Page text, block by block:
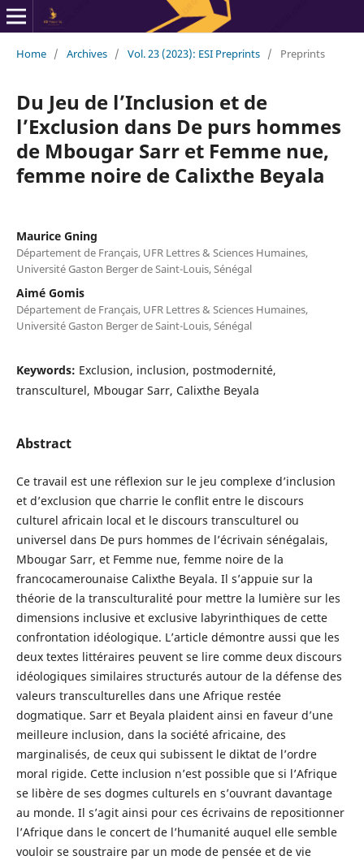
Home / Archives / Vol. 23 (2023): ESI Preprints / Preprints
Du Jeu de l’Inclusion et de
l’Exclusion dans De purs hommes
de Mbougar Sarr et Femme nue,
femme noire de Calixthe Beyala
Maurice Gning
Département de Français, UFR Lettres & Sciences Humaines,
Université Gaston Berger de Saint-Louis, Sénégal
Aimé Gomis
Département de Français, UFR Lettres & Sciences Humaines,
Université Gaston Berger de Saint-Louis, Sénégal
Keywords: Exclusion, inclusion, postmodernité,
transculturel, Mbougar Sarr, Calixthe Beyala
Abstract
Ce travail est une réflexion sur le jeu complexe d’inclusion
et d’exclusion que charrie le conflit entre le discours
culturel africain local et le discours transculturel ou
universel dans De purs hommes de l’écrivain sénégalais,
Mbougar Sarr, et Femme nue, femme noire de la
francocamerounaise Calixthe Beyala. Il s’appuie sur la
théorie de la transculturalité pour mettre la lumière sur les
dimensions inclusive et exclusive labyrinthiques de cette
confrontation idéologique. L’article démontre aussi que les
deux textes littéraires peuvent se lire comme deux discours
idéologiques similaires structurés autour de la défense des
valeurs transculturelles dans une Afrique restée
dogmatique. Sarr et Beyala plaident ainsi en faveur d’une
meilleure inclusion, dans la société africaine, des
marginalisés, de ceux qui subissent le diktat de l’ordre
moral rigide. Cette inclusion n’est possible que si l’Afrique
se libère de ses dogmes culturels en s’ouvrant davantage
au monde. Il s’agit ainsi pour ces écrivains de repositionner
l’Afrique dans le concert de l’humanité auquel elle semble
vouloir se soustraire par un mode de pensée et de vie